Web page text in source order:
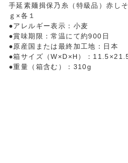
手延素麺揖保乃糸（特級品）赤し
ｇ×各１
●アレルギー表示：小麦
●賞味期限：常温にて約900日
●原産国または最終加工地：日本
●箱サイズ（W×D×H）：
●重量（箱含む）：310g